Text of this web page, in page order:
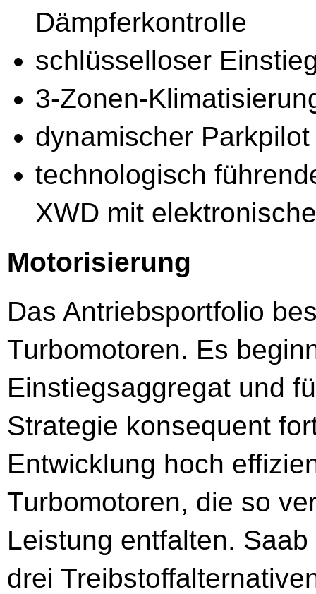
Dämpferkontrolle
schlüsselloser
3-Zonen-
dynamischer Parkpilot
technologisch
XWD mit
Motorisierung
Das Antriebsportfolio
Turbomotoren. Es
Einstiegsaggregat und
Strategie konsequent
Entwicklung hoch
Turbomotoren, die so
Leistung entfalten.
drei